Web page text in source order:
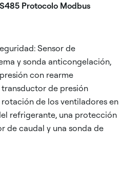
Protocolo Modbus
Sensor de
y sonda anticongelación,
con rearme
de presión
de los ventiladores en
refrigerante, una protección
de caudal y una sonda de